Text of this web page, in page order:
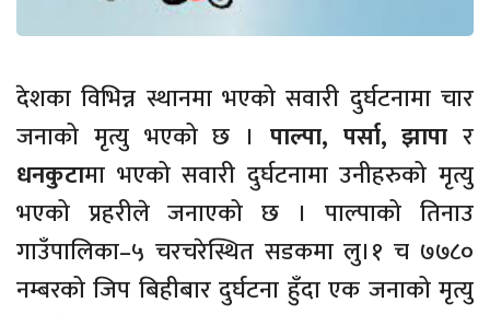
देशका विभिन्न स्थानमा भएको सवारी दुर्घटनामा चार
जनाको मृत्यु भएको छ । पाल्पा, पर्सा, झापा र
धनकुटामा भएको सवारी दुर्घटनामा उनीहरुको मृत्यु
भएको प्रहरीले जनाएको छ । पाल्पाको तिनाउ
गाउँपालिका–५ चरचरेस्थित सडकमा लु।१ च ७७८०
नम्बरको जिप बिहीबार दुर्घटना हुँदा एक जनाको मृत्यु